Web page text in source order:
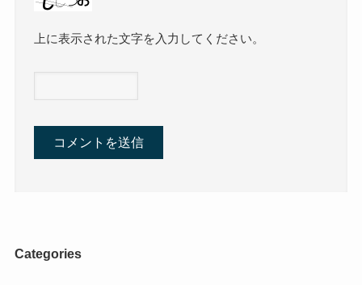
上に表示された文字を入力してください。
Categories